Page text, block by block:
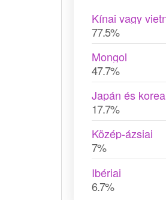
Kínai vagy
77.5%
Mongol
47.7%
Japán és
17.7%
Közép-ázsiai
7%
Ibériai
6.7%